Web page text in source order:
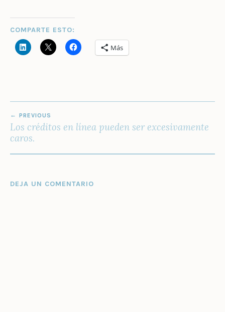
COMPARTE ESTO:
Más
DE
ENTRADAS
PREVIOUS
Los créditos en línea pueden ser excesivamente
caros.
DEJA UN COMENTARIO